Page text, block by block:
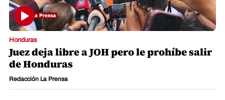
Honduras
Juez deja libre a JOH pero le prohíbe salir
de Honduras
Redacción La Prensa